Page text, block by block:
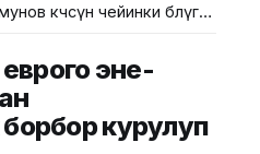
көчөсүнө чейинки бөлүгү
аталган тилкеде
Ал эми
кесилиши
Мэрия
убактылуу
эне-
курулуп